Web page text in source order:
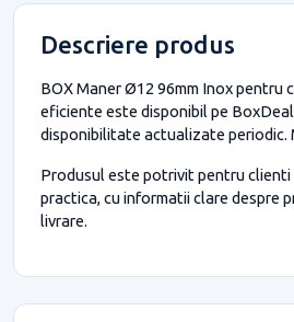
Descriere produs
BOX Maner Ø12 96mm Inox pentru
eficiente este disponibil pe
disponibilitate actualizate periodic.
Produsul este potrivit pentru
practica, cu informatii clare despre
livrare.